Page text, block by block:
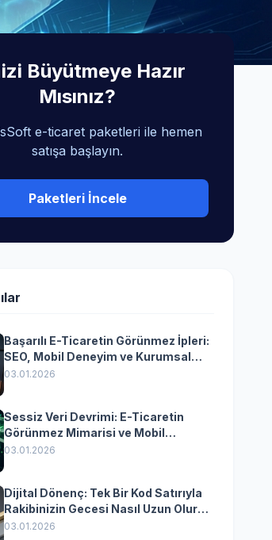
Büyütmeye Hazır
Mısınız?
e-ticaret paketleri ile hemen
satışa başlayın.
Paketleri İncele
Başarılı E-Ticaretin Görünmez İpleri:
SEO, Mobil Deneyim ve Kurumsal
Yazılımın Kazandıran
03.01.2026
Sessiz Veri Devrimi: E-Ticaretin
Görünmez Mimarisi ve Mobil
Dönüşümün Kurumsal Anahtarı
03.01.2026
Dijital Dönenç: Tek Bir Kod Satırıyla
Rakibinizin Gecesi Nasıl Uzun Olur?
(Kurumsal Yazılımın Güçlü Rolü)
03.01.2026